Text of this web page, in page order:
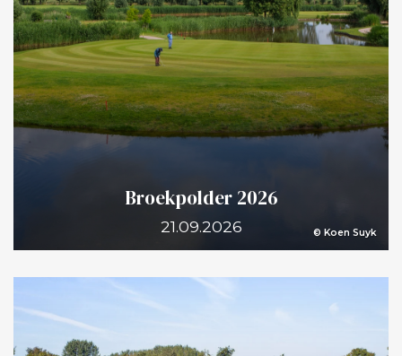
© Koen Suyk
Broekpolder 2026
21.09.2026